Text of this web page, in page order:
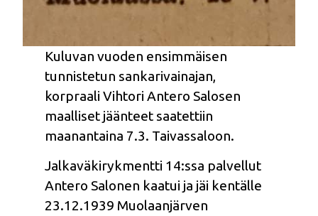
Kuluvan vuoden ensimmäisen
tunnistetun sankarivainajan,
korpraali Vihtori Antero Salosen
maalliset jäänteet saatettiin
maanantaina 7.3. Taivassaloon.
Jalkaväkirykmentti 14:ssa palvellut
Antero Salonen kaatui ja jäi kentälle
23.12.1939 Muolaanjärven